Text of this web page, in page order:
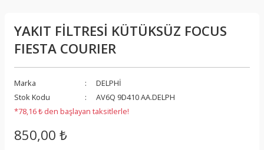
YAKIT FİLTRESİ KÜTÜKSÜZ FOCUS
FIESTA COURIER
Marka
DELPHİ
Stok Kodu
AV6Q 9D410 AA.DELPH
*78,16 ₺ den başlayan taksitlerle!
850,00 ₺